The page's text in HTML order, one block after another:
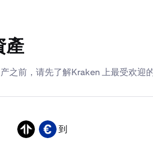
產
之前，请先了解Kraken 上最受欢迎的
TNSR EUR 到